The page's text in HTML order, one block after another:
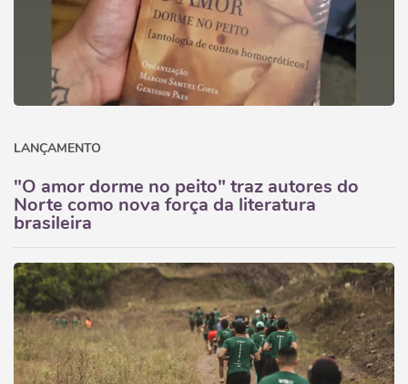
LANÇAMENTO
"O amor dorme no peito" traz autores do
Norte como nova força da literatura
brasileira